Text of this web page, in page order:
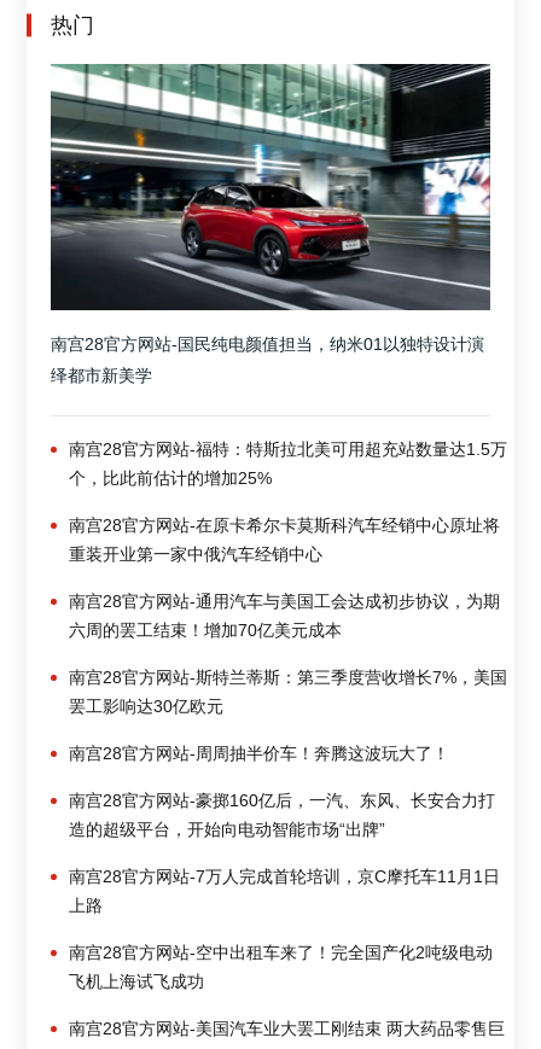
热门
南宫28官方网站-国民纯电颜值担当，纳米01以独特设计演
绎都市新美学
南宫28官方网站-福特：特斯拉北美可用超充站数量达1.5万
个，比此前估计的增加25%
南宫28官方网站-在原卡希尔卡莫斯科汽车经销中心原址将
重装开业第一家中俄汽车经销中心
南宫28官方网站-通用汽车与美国工会达成初步协议，为期
六周的罢工结束！增加70亿美元成本
南宫28官方网站-斯特兰蒂斯：第三季度营收增长7%，美国
罢工影响达30亿欧元
南宫28官方网站-周周抽半价车！奔腾这波玩大了！
南宫28官方网站-豪掷160亿后，一汽、东风、长安合力打
造的超级平台，开始向电动智能市场“出牌”
南宫28官方网站-7万人完成首轮培训，京C摩托车11月1日
上路
南宫28官方网站-空中出租车来了！完全国产化2吨级电动
飞机上海试飞成功
南宫28官方网站-美国汽车业大罢工刚结束 两大药品零售巨